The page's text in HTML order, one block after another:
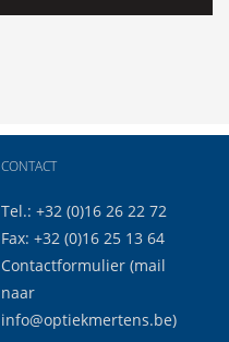
CONTACT
Tel.: +32 (0)16 26 22 72
Fax: +32 (0)16 25 13 64
Contactformulier (mail
naar
info@optiekmertens.be)